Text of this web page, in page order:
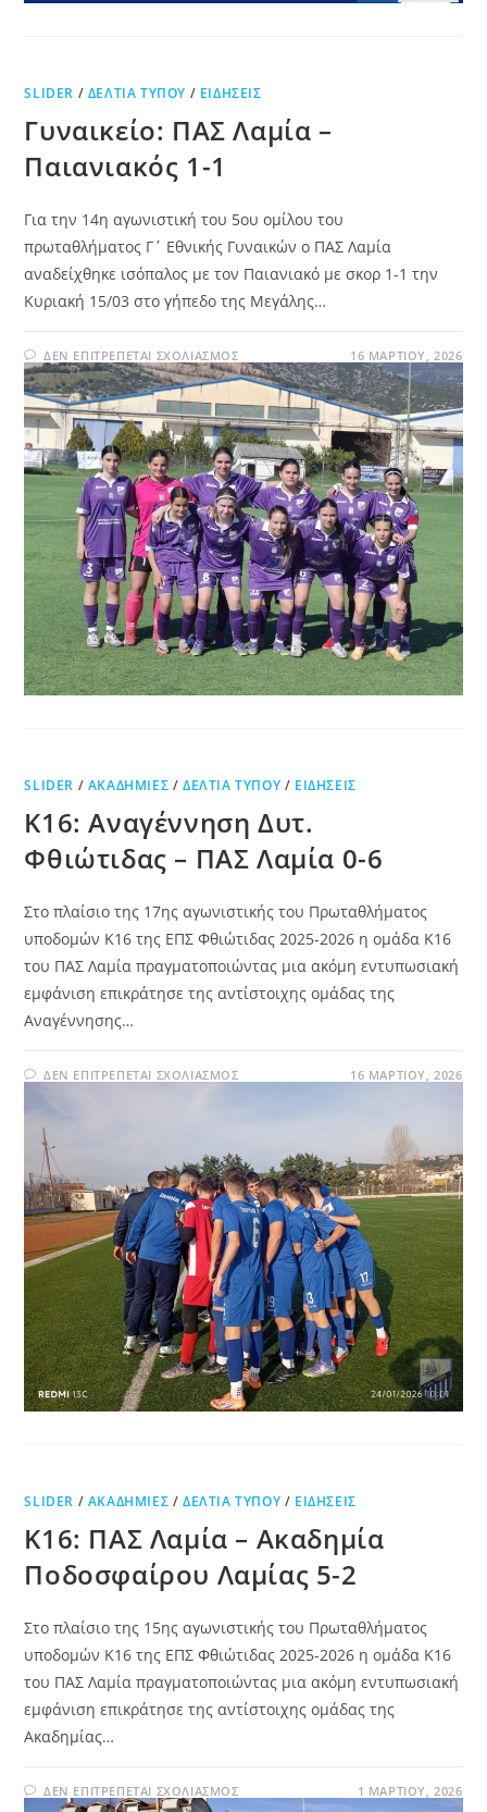
SLIDER / ΔΕΛΤΊΑ ΤΎΠΟΥ / ΕΙΔΉΣΕΙΣ
Γυναικείο: ΠΑΣ Λαμία –
Παιανιακός 1-1
Για την 14η αγωνιστική του 5ου ομίλου του
πρωταθλήματος Γ΄ Εθνικής Γυναικών ο ΠΑΣ Λαμία
αναδείχθηκε ισόπαλος με τον Παιανιακό με σκορ 1-1 την
Κυριακή 15/03 στο γήπεδο της Μεγάλης…
ΔΕΝ ΕΠΙΤΡΈΠΕΤΑΙ ΣΧΟΛΙΑΣΜΌΣ 16 ΜΑΡΤΊΟΥ, 2026
SLIDER / ΑΚΑΔΗΜΊΕΣ /ΔΕΛΤΊΑ ΤΎΠΟΥ / ΕΙΔΉΣΕΙΣ
Κ16: Αναγέννηση Δυτ.
Φθιώτιδας – ΠΑΣ Λαμία 0-6
Στο πλαίσιο της 17ης αγωνιστικής του Πρωταθλήματος
υποδομών Κ16 της ΕΠΣ Φθιώτιδας 2025-2026 η ομάδα Κ16
του ΠΑΣ Λαμία πραγματοποιώντας μια ακόμη εντυπωσιακή
εμφάνιση επικράτησε της αντίστοιχης ομάδας της
Αναγέννησης…
ΔΕΝ ΕΠΙΤΡΈΠΕΤΑΙ ΣΧΟΛΙΑΣΜΌΣ 16 ΜΑΡΤΊΟΥ, 2026
SLIDER / ΑΚΑΔΗΜΊΕΣ /ΔΕΛΤΊΑ ΤΎΠΟΥ / ΕΙΔΉΣΕΙΣ
Κ16: ΠΑΣ Λαμία – Ακαδημία
Ποδοσφαίρου Λαμίας 5-2
Στο πλαίσιο της 15ης αγωνιστικής του Πρωταθλήματος
υποδομών Κ16 της ΕΠΣ Φθιώτιδας 2025-2026 η ομάδα Κ16
του ΠΑΣ Λαμία πραγματοποιώντας μια ακόμη εντυπωσιακή
εμφάνιση επικράτησε της αντίστοιχης ομάδας της
Ακαδημίας…
ΔΕΝ ΕΠΙΤΡΈΠΕΤΑΙ ΣΧΟΛΙΑΣΜΌΣ 1 ΜΑΡΤΊΟΥ, 2026